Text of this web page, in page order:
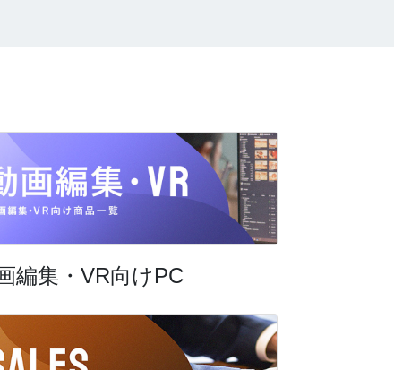
編集・VR向けPC